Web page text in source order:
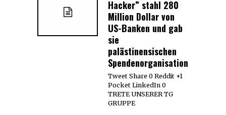
Hacker” stahl 280
Million Dollar von
US-Banken und gab
sie
palästinensischen
Spendenorganisationen
Tweet Share 0 Reddit +1
Pocket LinkedIn 0
TRETE UNSERER TG
GRUPPE